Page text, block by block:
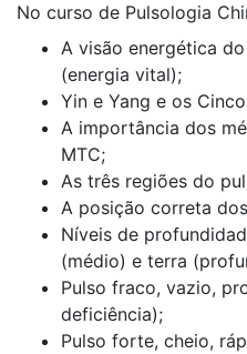
No curso de Pulsologia
A visão energética
(energia vital);
Yin e Yang e os
A importância dos
MTC;
As três regiões do
A posição correta
Níveis de
(médio) e terra
Pulso fraco, vazio,
deficiência);
Pulso forte, cheio,